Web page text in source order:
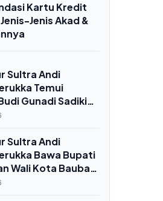
Buyback Ikut
Kartu Kredit
Jenis Akad &
Sultra Andi
Temui
Gunadi Sadikin
Bahas
dan Baubau
Sultra Andi
Bawa Bupati
Wali Kota Baubau
Menkes, Bahas